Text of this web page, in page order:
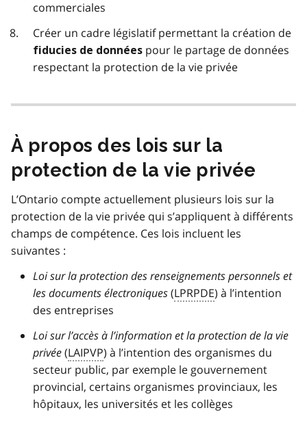
commerciales
Créer un cadre législatif permettant la création de
fiducies de données pour le partage de données
respectant la protection de la vie privée
À propos des lois sur la
protection de la vie privée
L’Ontario compte actuellement plusieurs lois sur la
protection de la vie privée qui s’appliquent à différents
champs de compétence. Ces lois incluent les
suivantes :
Loi sur la protection des renseignements personnels et
les documents électroniques(LPRPDE) à l’intention
des entreprises
Loi sur l’accès à l’information et la protection de la vie
privée(LAIPVP) à l’intention des organismes du
secteur public, par exemple le gouvernement
provincial, certains organismes provinciaux, les
hôpitaux, les universités et les collèges